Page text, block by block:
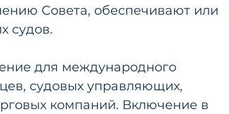
Совета, обеспечивают или
судов.
для международного
судовых управляющих,
компаний. Включение в